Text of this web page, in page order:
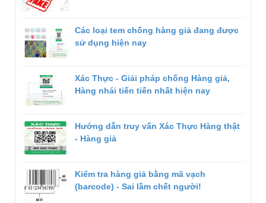
Các loại tem chống hàng giả đang được
sử dụng hiện nay
Xác Thực - Giải pháp chống Hàng giả,
Hàng nhái tiến tiến nhất hiện nay
Hướng dẫn truy vấn Xác Thực Hàng thật
- Hàng giả
Kiểm tra hàng giả bằng mã vạch
(barcode) - Sai lầm chết người!